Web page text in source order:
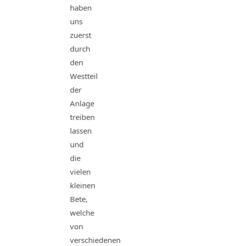
haben
uns
zuerst
durch
den
Westteil
der
Anlage
treiben
lassen
und
die
vielen
kleinen
Bete,
welche
von
verschiedenen